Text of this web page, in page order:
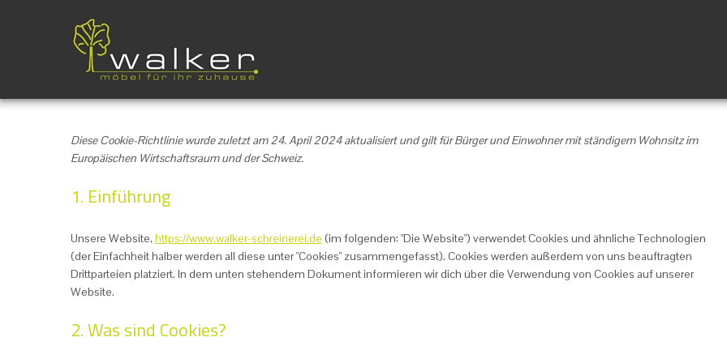
Diese Cookie-Richtlinie wurde zuletzt am 24. April 2024 aktualisiert und gilt für Bürger und Einwohner mit ständigem Wohnsitz im
Europäischen Wirtschaftsraum und der Schweiz.
1. Einführung
Unsere Website, https://www.walker-schreinerei.de (im folgenden: "Die Website") verwendet Cookies und ähnliche Technologien
(der Einfachheit halber werden all diese unter "Cookies" zusammengefasst). Cookies werden außerdem von uns beauftragten
Drittparteien platziert. In dem unten stehendem Dokument informieren wir dich über die Verwendung von Cookies auf unserer
Website.
2. Was sind Cookies?